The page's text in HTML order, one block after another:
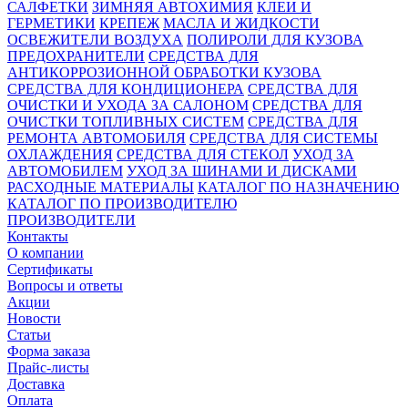
САЛФЕТКИ ЗИМНЯЯ АВТОХИМИЯ КЛЕИ И
ГЕРМЕТИКИ КРЕПЕЖ МАСЛА И ЖИДКОСТИ
ОСВЕЖИТЕЛИ ВОЗДУХА ПОЛИРОЛИ ДЛЯ КУЗОВА
ПРЕДОХРАНИТЕЛИ СРЕДСТВА ДЛЯ
АНТИКОРРОЗИОННОЙ ОБРАБОТКИ КУЗОВА
СРЕДСТВА ДЛЯ КОНДИЦИОНЕРА СРЕДСТВА ДЛЯ
ОЧИСТКИ И УХОДА ЗА САЛОНОМ СРЕДСТВА ДЛЯ
ОЧИСТКИ ТОПЛИВНЫХ СИСТЕМ СРЕДСТВА ДЛЯ
РЕМОНТА АВТОМОБИЛЯ СРЕДСТВА ДЛЯ СИСТЕМЫ
ОХЛАЖДЕНИЯ СРЕДСТВА ДЛЯ СТЕКОЛ УХОД ЗА
АВТОМОБИЛЕМ УХОД ЗА ШИНАМИ И ДИСКАМИ
РАСХОДНЫЕ МАТЕРИАЛЫ КАТАЛОГ ПО НАЗНАЧЕНИЮ
КАТАЛОГ ПО ПРОИЗВОДИТЕЛЮ
ПРОИЗВОДИТЕЛИ
Контакты
О компании
Сертификаты
Вопросы и ответы
Акции
Новости
Статьи
Форма заказа
Прайс-листы
Доставка
Оплата